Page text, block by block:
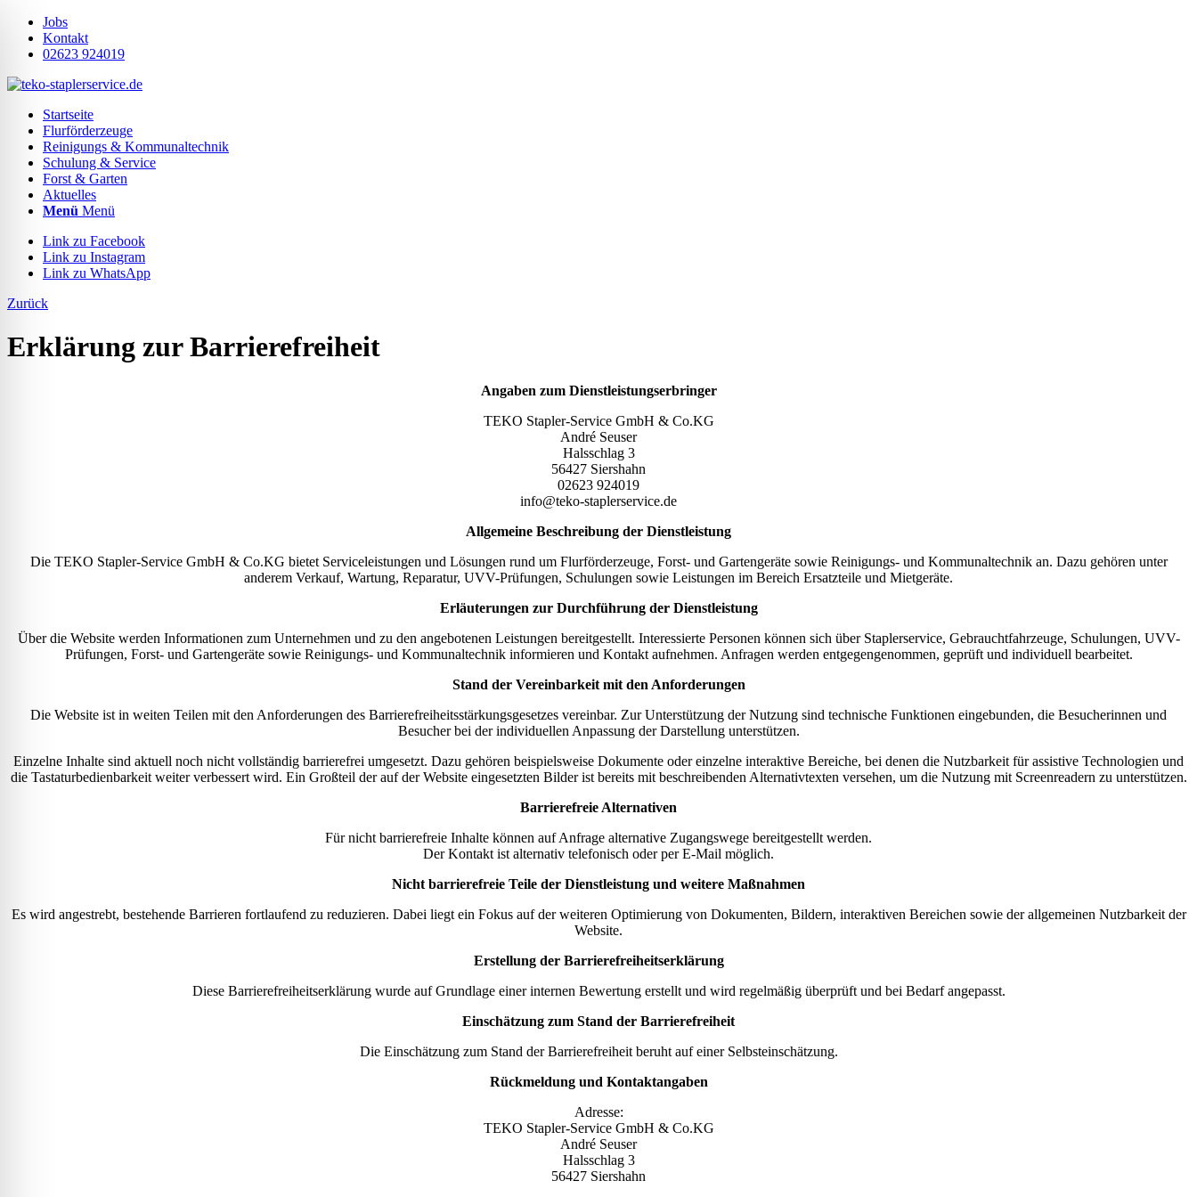
Jobs
Kontakt
02623 924019
Startseite
Flurförderzeuge
Reinigungs & Kommunaltechnik
Schulung & Service
Forst & Garten
Aktuelles
Menü Menü
Link zu Facebook
Link zu Instagram
Link zu WhatsApp
Zurück
Erklärung zur Barrierefreiheit
Angaben zum Dienstleistungserbringer
TEKO Stapler-Service GmbH & Co.KG
André Seuser
Halsschlag 3
56427 Siershahn
02623 924019
info@teko-staplerservice.de
Allgemeine Beschreibung der Dienstleistung
Die TEKO Stapler-Service GmbH & Co.KG bietet Serviceleistungen und Lösungen rund um Flurförderzeuge, Forst- und Gartengeräte sowie Reinigungs- und Kommunaltechnik an. Dazu gehören unter
anderem Verkauf, Wartung, Reparatur, UVV-Prüfungen, Schulungen sowie Leistungen im Bereich Ersatzteile und Mietgeräte.
Erläuterungen zur Durchführung der Dienstleistung
Über die Website werden Informationen zum Unternehmen und zu den angebotenen Leistungen bereitgestellt. Interessierte Personen können sich über Staplerservice, Gebrauchtfahrzeuge, Schulungen, UVV-
Prüfungen, Forst- und Gartengeräte sowie Reinigungs- und Kommunaltechnik informieren und Kontakt aufnehmen. Anfragen werden entgegengenommen, geprüft und individuell bearbeitet.
Stand der Vereinbarkeit mit den Anforderungen
Die Website ist in weiten Teilen mit den Anforderungen des Barrierefreiheitsstärkungsgesetzes vereinbar. Zur Unterstützung der Nutzung sind technische Funktionen eingebunden, die Besucherinnen und
Besucher bei der individuellen Anpassung der Darstellung unterstützen.
Einzelne Inhalte sind aktuell noch nicht vollständig barrierefrei umgesetzt. Dazu gehören beispielsweise Dokumente oder einzelne interaktive Bereiche, bei denen die Nutzbarkeit für assistive Technologien und
die Tastaturbedienbarkeit weiter verbessert wird. Ein Großteil der auf der Website eingesetzten Bilder ist bereits mit beschreibenden Alternativtexten versehen, um die Nutzung mit Screenreadern zu unterstützen.
Barrierefreie Alternativen
Für nicht barrierefreie Inhalte können auf Anfrage alternative Zugangswege bereitgestellt werden.
Der Kontakt ist alternativ telefonisch oder per E-Mail möglich.
Nicht barrierefreie Teile der Dienstleistung und weitere Maßnahmen
Es wird angestrebt, bestehende Barrieren fortlaufend zu reduzieren. Dabei liegt ein Fokus auf der weiteren Optimierung von Dokumenten, Bildern, interaktiven Bereichen sowie der allgemeinen Nutzbarkeit der
Website.
Erstellung der Barrierefreiheitserklärung
Diese Barrierefreiheitserklärung wurde auf Grundlage einer internen Bewertung erstellt und wird regelmäßig überprüft und bei Bedarf angepasst.
Einschätzung zum Stand der Barrierefreiheit
Die Einschätzung zum Stand der Barrierefreiheit beruht auf einer Selbsteinschätzung.
Rückmeldung und Kontaktangaben
Adresse:
TEKO Stapler-Service GmbH & Co.KG
André Seuser
Halsschlag 3
56427 Siershahn